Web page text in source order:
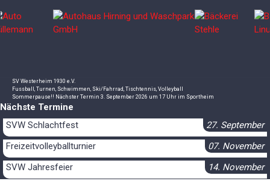
SV Westerheim 1930 e.V.
Fussball, Turnen, Schwimmen, Ski/Fahrrad, Tischtennis, Volleyball
Sommerpause!! Nächster Termin 3. September 2026 um 17 Uhr im Sportheim
Nächste Termine
27. September
SVW Schlachtfest
07. November
Freizeitvolleyballturnier
14. November
SVW Jahresfeier